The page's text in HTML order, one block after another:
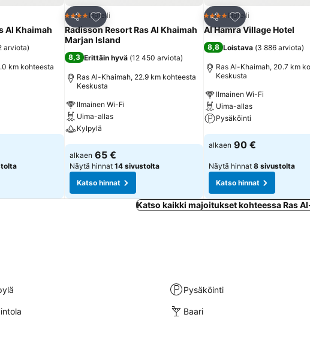
Al Khaimah
arviota)
km kohteesta
Jaa
Lisää suosikkeihin
4 Tähtiluokitus
Hotelli
Radisson Resort Ras Al Khaimah
Marjan Island
8,3 Erittäin hyvä (12 450 arviota)
Ras Al-Khaimah, 22.9 km kohteesta
Keskusta
Ilmainen Wi-Fi
Uima-allas
Kylpylä
Katso hinnat
alkaen 65 €
Näytä hinnat 14 sivustolta
Katso hinnat
Jaa
Lisää suosikkeihin
4 Tähtiluokitus
Hotelli
Al Hamra Village Hotel
8,8 Loistava (3 886 arviota)
Ras Al-Khaimah, 20.7 km
Keskusta
Ilmainen Wi-Fi
Uima-allas
Pysäköinti
Katso hinnat
alkaen 90 €
Näytä hinnat 8 sivustolta
Katso hinnat
Katso kaikki majoitukset kohteessa Ras
Pysäköinti
Baari